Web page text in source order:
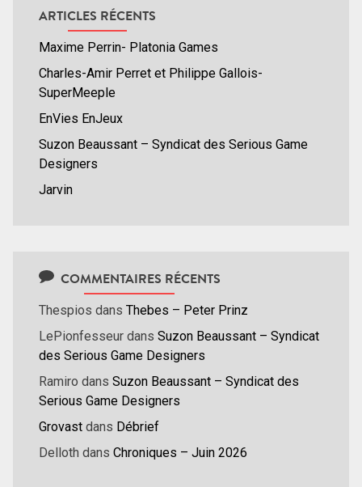
ARTICLES RÉCENTS
Maxime Perrin- Platonia Games
Charles-Amir Perret et Philippe Gallois-
SuperMeeple
EnVies EnJeux
Suzon Beaussant – Syndicat des Serious Game
Designers
Jarvin
COMMENTAIRES RÉCENTS
Thespios dans Thebes – Peter Prinz
LePionfesseur dans Suzon Beaussant – Syndicat
des Serious Game Designers
Ramiro dans Suzon Beaussant – Syndicat des
Serious Game Designers
Grovast dans Débrief
Delloth dans Chroniques – Juin 2026